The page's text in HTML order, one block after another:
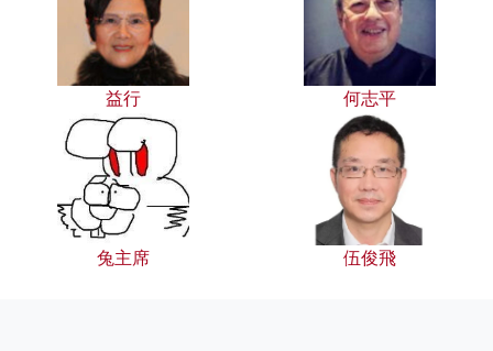
益行 何志平
兔主席 伍俊飛